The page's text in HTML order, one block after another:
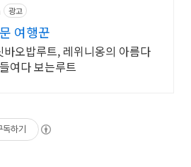
광고
여행꾼
오밥루트, 레위니옹의 아름다
여다 보는루트
독하기